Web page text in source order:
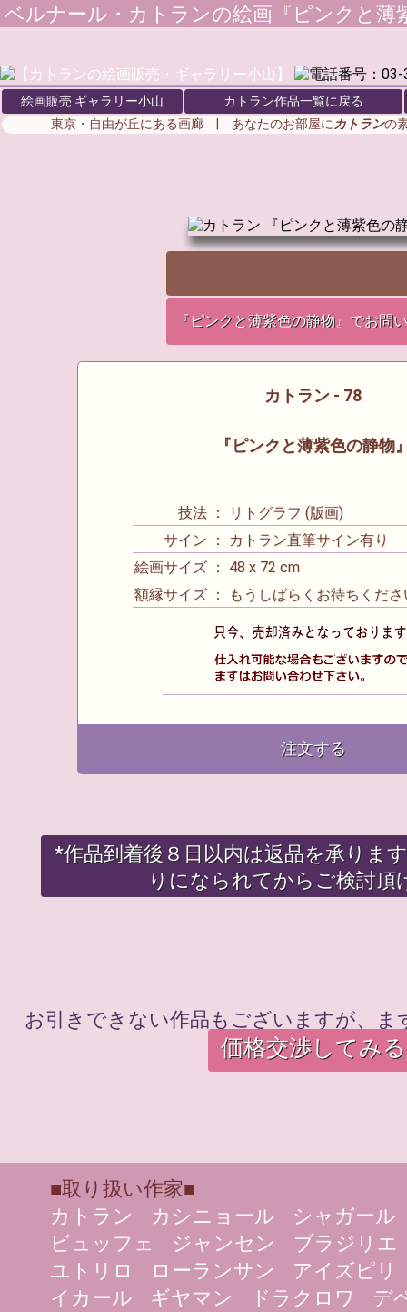
ベルナール・カトランの絵画『ピンクと薄
絵画販売 ギャラリー小山
カトラン作品一覧に戻る
東京・自由が丘にある画廊 | あなたのお部屋に カトランの
『ピンクと薄紫色の静物』でお問
カトラン - 78
『ピンクと薄紫色の静物
技法 ： リトグラフ (版画)
サイン ： カトラン直筆サイン有り
絵画サイズ ： 48 x 72 cm
額縁サイズ ： もうしばらくお待ちくだ
注文する
*作品到着後８日以内は返品を承りま
りになられてからご検討頂
お引きできない作品もございますが、
価格交渉してみる
■取り扱い作家■
カトラン
カシニョール
シャガール
ビュッフェ
ジャンセン
ブラジリエ
ユトリロ
ローランサン
アイズピリ
イカール
ギヤマン ドラクロワ
デ